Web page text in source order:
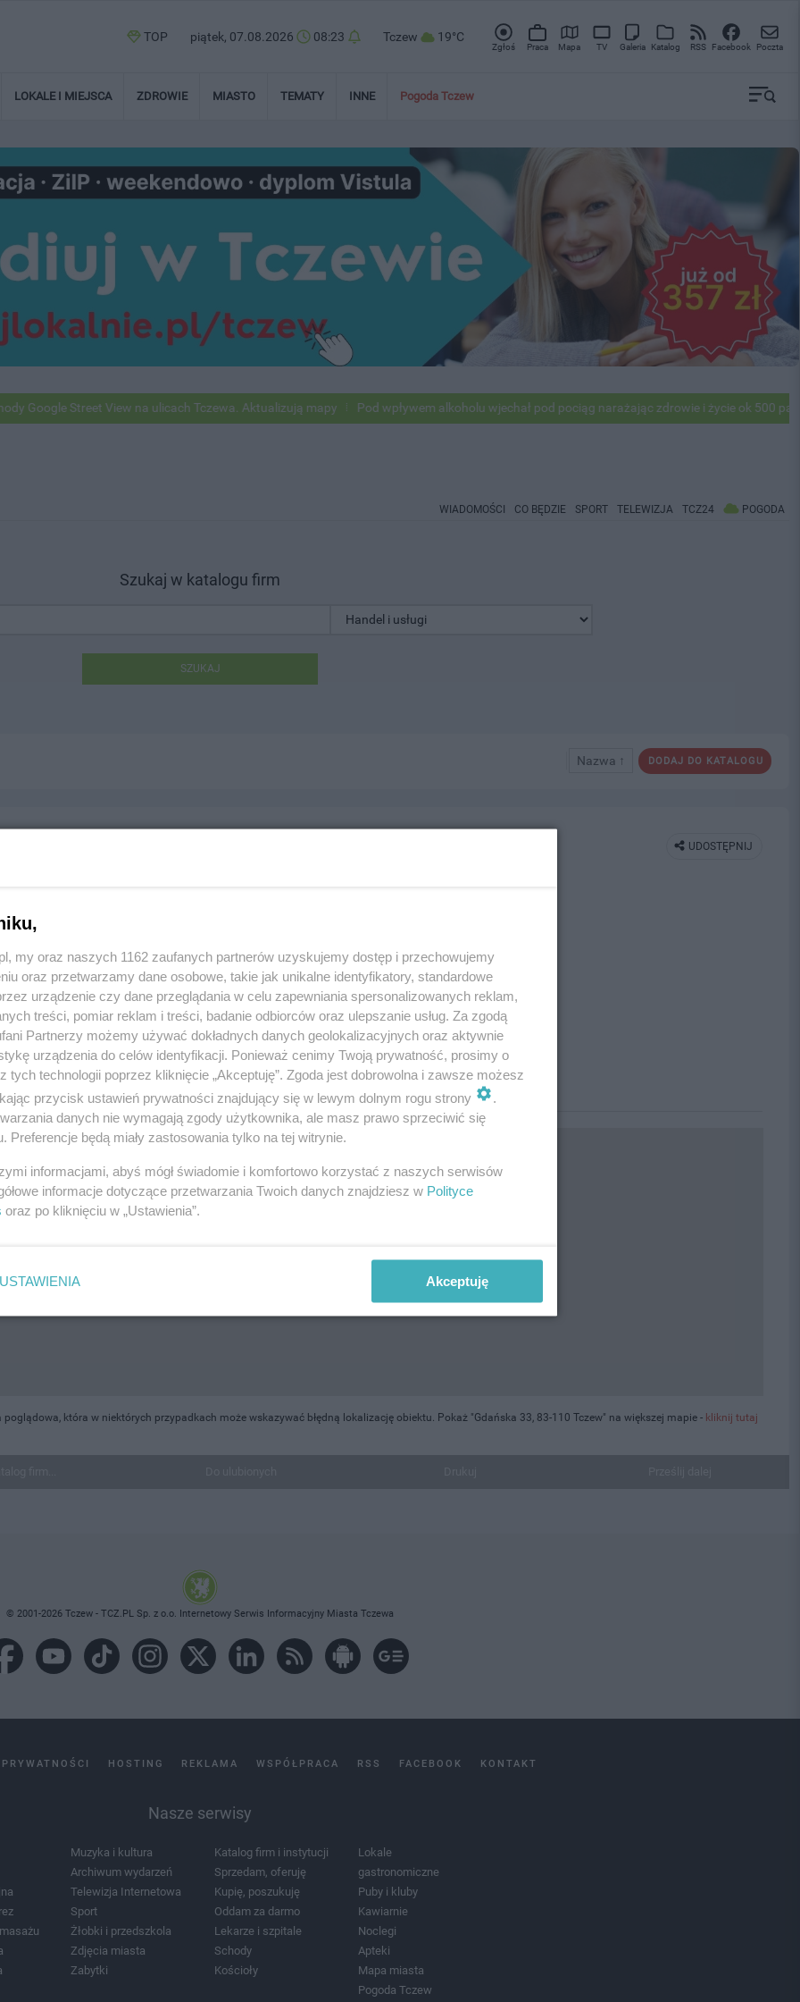
TOP piątek, 07.08.2026 08:23 Tczew 19°C
Zgłoś Praca Mapa TV Galeria Katalog RSS Facebook Poczta
LOKALE I MIEJSCA ZDROWIE MIASTO TEMATY INNE Pogoda Tczew
Street View na ulicach Tczewa. Aktualizują mapy Pod wpływem alkoholu wjechał pod pociąg narażając zdrowie i życie ok 500
WIADOMOŚCI CO BĘDZIE SPORT TELEWIZJA TCZ24 POGODA
Szukaj w katalogu firm
SZUKAJ
DODAJ DO KATALOGU
Nazwa ↑
UDOSTĘPNIJ
Handel i usługi
1293, wyświetleń: 992
LOKALIZACJA NA MAPIE
poglądowa, która w niektórych przypadkach może wskazywać błędną lokalizację obiektu. Pokaż "Gdańska 33, 83-110 Tczew" na większej mapie - kliknij tutaj
© 2001-2026 Tczew - TCZ.PL Sp. z o.o. Internetowy Serwis Informacyjny Miasta Tczewa
HOSTING REKLAMA WSPÓŁPRACA RSS FACEBOOK KONTAKT
Nasze serwisy
Muzyka i kultura
Archiwum wydarzeń
Telewizja Internetowa
Sport
Żłobki i przedszkola
Zdjęcia miasta
Zabytki
Katalog firm i instytucji
Sprzedam, oferuję
Kupię, poszukuję
Oddam za darmo
Lekarze i szpitale
Schody
Kościoły
Lokale
gastronomiczne
Puby i kluby
Kawiarnie
Noclegi
Apteki
Mapa miasta
Pogoda Tczew
my oraz naszych 1162 zaufanych partnerów uzyskujemy dostęp i przechowujemy
oraz przetwarzamy dane osobowe, takie jak unikalne identyfikatory, standardowe
urządzenie czy dane przeglądania w celu zapewniania spersonalizowanych reklam,
treści, pomiar reklam i treści, badanie odbiorców oraz ulepszanie usług. Za zgodą
Partnerzy możemy używać dokładnych danych geolokalizacyjnych oraz aktywnie
urządzenia do celów identyfikacji. Ponieważ cenimy Twoją prywatność, prosimy o
tych technologii poprzez kliknięcie „Akceptuję”. Zgoda jest dobrowolna i zawsze możesz
przycisk ustawień prywatności znajdujący się w lewym dolnym rogu strony
danych nie wymagają zgody użytkownika, ale masz prawo sprzeciwić się
Preferencje będą miały zastosowania tylko na tej witrynie.
informacjami, abyś mógł świadomie i komfortowo korzystać z naszych serwisów
informacje dotyczące przetwarzania Twoich danych znajdziesz w Polityce
oraz po kliknięciu w „Ustawienia”.
USTAWIENIA Akceptuję